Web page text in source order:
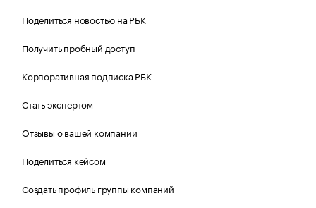
Поделиться новостью на РБК
Получить пробный доступ
Корпоративная подписка РБК
Стать экспертом
Отзывы о вашей компании
Поделиться кейсом
Создать профиль группы компаний